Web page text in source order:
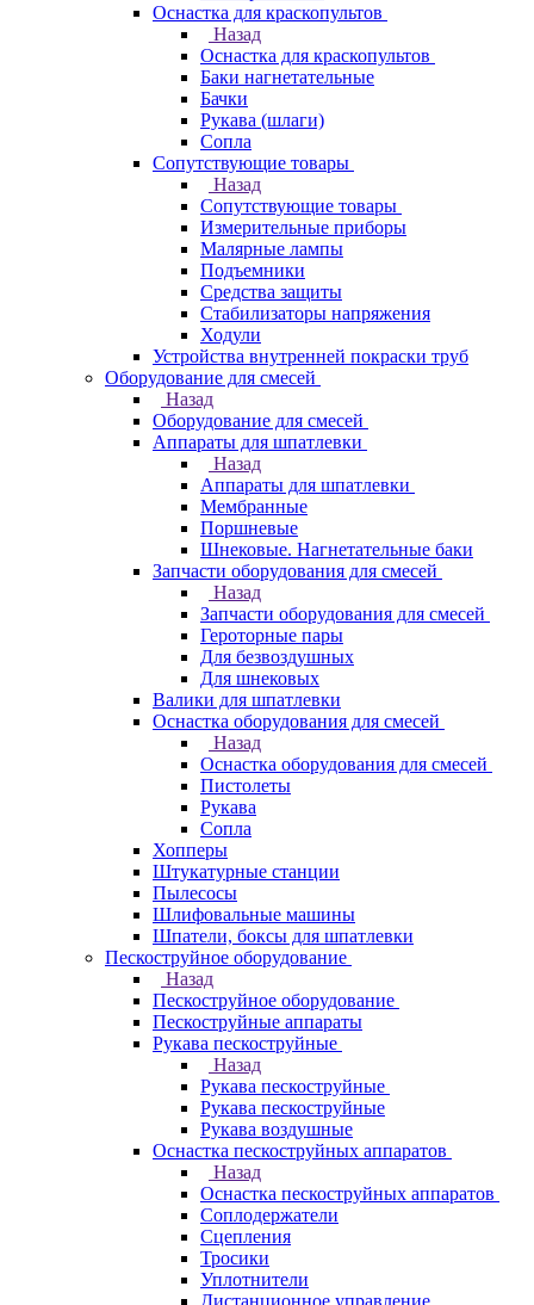
Оснастка для краскопультов
Назад
Оснастка для краскопультов
Баки нагнетательные
Бачки
Рукава (шлаги)
Сопла
Сопутствующие товары
Назад
Сопутствующие товары
Измерительные приборы
Малярные лампы
Подъемники
Средства защиты
Стабилизаторы напряжения
Ходули
Устройства внутренней покраски труб
Оборудование для смесей
Назад
Оборудование для смесей
Аппараты для шпатлевки
Назад
Аппараты для шпатлевки
Мембранные
Поршневые
Шнековые. Нагнетательные баки
Запчасти оборудования для смесей
Назад
Запчасти оборудования для смесей
Героторные пары
Для безвоздушных
Для шнековых
Валики для шпатлевки
Оснастка оборудования для смесей
Назад
Оснастка оборудования для смесей
Пистолеты
Рукава
Сопла
Хопперы
Штукатурные станции
Пылесосы
Шлифовальные машины
Шпатели, боксы для шпатлевки
Пескоструйное оборудование
Назад
Пескоструйное оборудование
Пескоструйные аппараты
Рукава пескоструйные
Назад
Рукава пескоструйные
Рукава пескоструйные
Рукава воздушные
Оснастка пескоструйных аппаратов
Назад
Оснастка пескоструйных аппаратов
Соплодержатели
Сцепления
Тросики
Уплотнители
Дистанционное управление